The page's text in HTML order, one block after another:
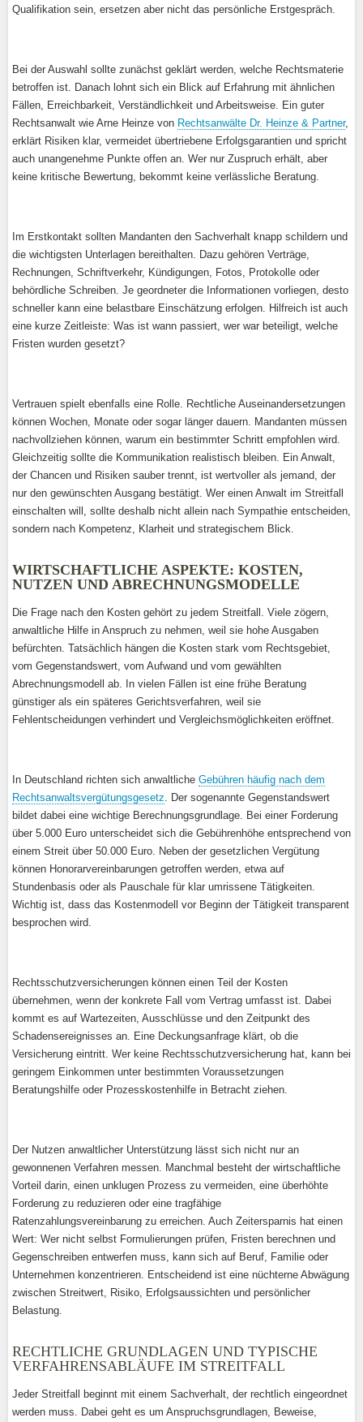
Qualifikation sein, ersetzen aber nicht das persönliche Erstgespräch.
Bei der Auswahl sollte zunächst geklärt werden, welche Rechtsmaterie
betroffen ist. Danach lohnt sich ein Blick auf Erfahrung mit ähnlichen
Fällen, Erreichbarkeit, Verständlichkeit und Arbeitsweise. Ein guter
Rechtsanwalt wie Arne Heinze von Rechtsanwälte Dr. Heinze & Partner,
erklärt Risiken klar, vermeidet übertriebene Erfolgsgarantien und spricht
auch unangenehme Punkte offen an. Wer nur Zuspruch erhält, aber
keine kritische Bewertung, bekommt keine verlässliche Beratung.
Im Erstkontakt sollten Mandanten den Sachverhalt knapp schildern und
die wichtigsten Unterlagen bereithalten. Dazu gehören Verträge,
Rechnungen, Schriftverkehr, Kündigungen, Fotos, Protokolle oder
behördliche Schreiben. Je geordneter die Informationen vorliegen, desto
schneller kann eine belastbare Einschätzung erfolgen. Hilfreich ist auch
eine kurze Zeitleiste: Was ist wann passiert, wer war beteiligt, welche
Fristen wurden gesetzt?
Vertrauen spielt ebenfalls eine Rolle. Rechtliche Auseinandersetzungen
können Wochen, Monate oder sogar länger dauern. Mandanten müssen
nachvollziehen können, warum ein bestimmter Schritt empfohlen wird.
Gleichzeitig sollte die Kommunikation realistisch bleiben. Ein Anwalt,
der Chancen und Risiken sauber trennt, ist wertvoller als jemand, der
nur den gewünschten Ausgang bestätigt. Wer einen Anwalt im Streitfall
einschalten will, sollte deshalb nicht allein nach Sympathie entscheiden,
sondern nach Kompetenz, Klarheit und strategischem Blick.
WIRTSCHAFTLICHE ASPEKTE: KOSTEN,
NUTZEN UND ABRECHNUNGSMODELLE
Die Frage nach den Kosten gehört zu jedem Streitfall. Viele zögern,
anwaltliche Hilfe in Anspruch zu nehmen, weil sie hohe Ausgaben
befürchten. Tatsächlich hängen die Kosten stark vom Rechtsgebiet,
vom Gegenstandswert, vom Aufwand und vom gewählten
Abrechnungsmodell ab. In vielen Fällen ist eine frühe Beratung
günstiger als ein späteres Gerichtsverfahren, weil sie
Fehlentscheidungen verhindert und Vergleichsmöglichkeiten eröffnet.
In Deutschland richten sich anwaltliche Gebühren häufig nach dem
Rechtsanwaltsvergütungsgesetz . Der sogenannte Gegenstandswert
bildet dabei eine wichtige Berechnungsgrundlage. Bei einer Forderung
über 5.000 Euro unterscheidet sich die Gebührenhöhe entsprechend von
einem Streit über 50.000 Euro. Neben der gesetzlichen Vergütung
können Honorarvereinbarungen getroffen werden, etwa auf
Stundenbasis oder als Pauschale für klar umrissene Tätigkeiten.
Wichtig ist, dass das Kostenmodell vor Beginn der Tätigkeit transparent
besprochen wird.
Rechtsschutzversicherungen können einen Teil der Kosten
übernehmen, wenn der konkrete Fall vom Vertrag umfasst ist. Dabei
kommt es auf Wartezeiten, Ausschlüsse und den Zeitpunkt des
Schadensereignisses an. Eine Deckungsanfrage klärt, ob die
Versicherung eintritt. Wer keine Rechtsschutzversicherung hat, kann bei
geringem Einkommen unter bestimmten Voraussetzungen
Beratungshilfe oder Prozesskostenhilfe in Betracht ziehen.
Der Nutzen anwaltlicher Unterstützung lässt sich nicht nur an
gewonnenen Verfahren messen. Manchmal besteht der wirtschaftliche
Vorteil darin, einen unklugen Prozess zu vermeiden, eine überhöhte
Forderung zu reduzieren oder eine tragfähige
Ratenzahlungsvereinbarung zu erreichen. Auch Zeitersparnis hat einen
Wert: Wer nicht selbst Formulierungen prüfen, Fristen berechnen und
Gegenschreiben entwerfen muss, kann sich auf Beruf, Familie oder
Unternehmen konzentrieren. Entscheidend ist eine nüchterne Abwägung
zwischen Streitwert, Risiko, Erfolgsaussichten und persönlicher
Belastung.
RECHTLICHE GRUNDLAGEN UND TYPISCHE
VERFAHRENSABLÄUFE IM STREITFALL
Jeder Streitfall beginnt mit einem Sachverhalt, der rechtlich eingeordnet
werden muss. Dabei geht es um Anspruchsgrundlagen, Beweise,